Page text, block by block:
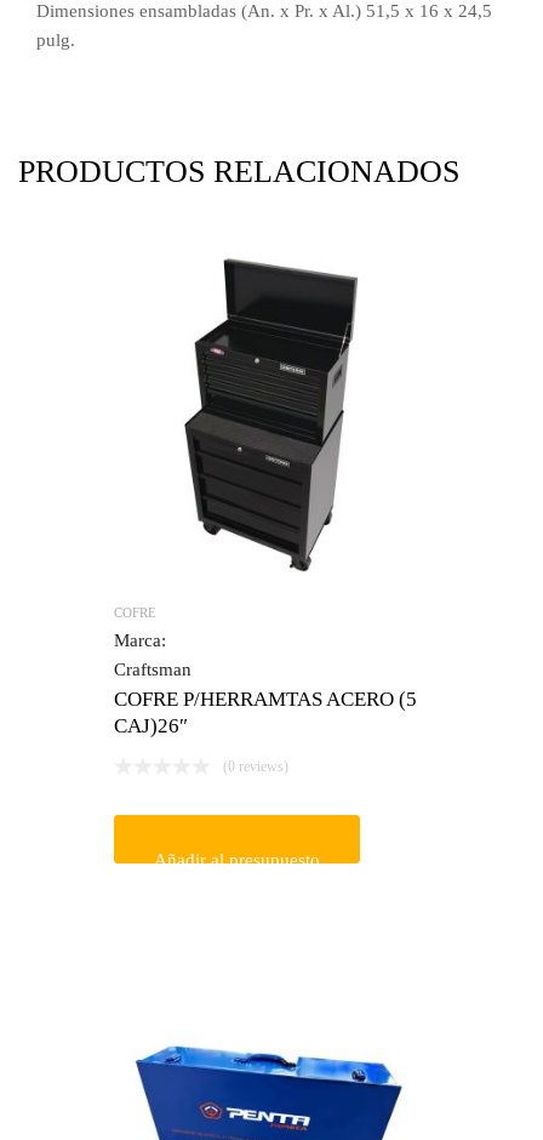
Dimensiones ensambladas (An. x Pr. x Al.) 51,5 x 16 x 24,5
pulg.
PRODUCTOS RELACIONADOS
COFRE
Marca:
Craftsman
COFRE P/HERRAMTAS ACERO (5
CAJ)26″
(0 reviews)
Añadir al presupuesto